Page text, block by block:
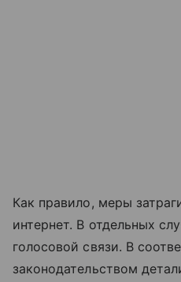
Как правило, меры
интернет. В отдельных
голосовой связи. В
законодательством